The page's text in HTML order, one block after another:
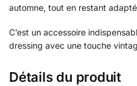
automne, tout en restant
C’est un accessoire
dressing avec une touche
Détails du produit